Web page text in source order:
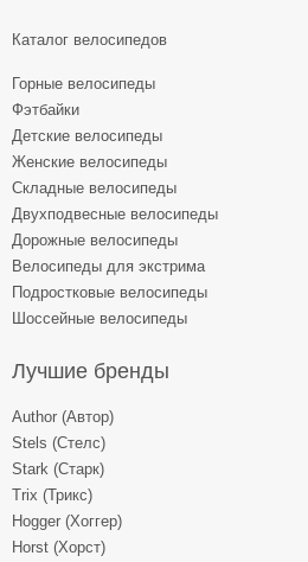
Каталог велосипедов
Горные велосипеды
Фэтбайки
Детские велосипеды
Женские велосипеды
Складные велосипеды
Двухподвесные велосипеды
Дорожные велосипеды
Велосипеды для экстрима
Подростковые велосипеды
Шоссейные велосипеды
Лучшие бренды
Author (Автор)
Stels (Стелс)
Stark (Старк)
Trix (Трикс)
Hogger (Хоггер)
Horst (Хорст)